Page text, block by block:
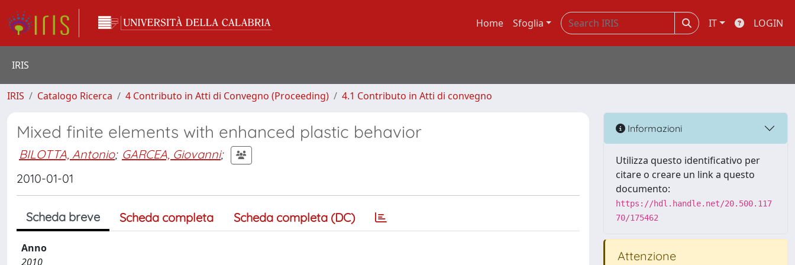
Home Sfoglia IT LOGIN
IRIS
IRIS Catalogo Ricerca 4 Contributo in Atti di Convegno (Proceeding) 4.1 Contributo in Atti di convegno
Mixed finite elements with enhanced plastic behavior
BILOTTA, Antonio; GARCEA, Giovanni;
2010-01-01
Scheda breve Scheda completa Scheda completa (DC)
Anno
2010
Informazioni
Utilizza questo identificativo per
citare o creare un link a questo
documento:
https://hdl.handle.net/20.500.117
70/175462
Attenzione